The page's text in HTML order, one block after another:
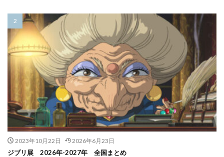
2023年10月22日 2026年6月23日
ジブリ展 2026年-2027年 全国まとめ